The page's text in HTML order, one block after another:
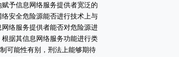
予信息网络服务提供者宽泛的
安全危险源能否进行技术上与
络服务提供者能否对危险源进
据其信息网络服务功能进行类
可能性有别，刑法上能够期待